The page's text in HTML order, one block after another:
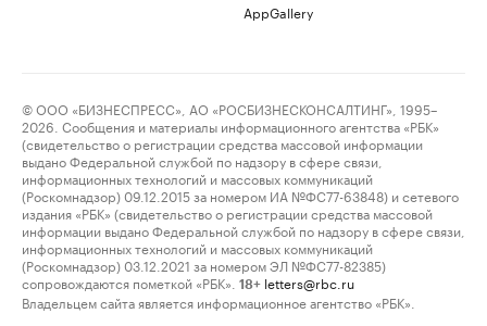
AppGallery
© ООО «БИЗНЕСПРЕСС», АО «РОСБИЗНЕСКОНСАЛТИНГ», 1995–
2026. Сообщения и материалы информационного агентства «РБК»
(свидетельство о регистрации средства массовой информации
выдано Федеральной службой по надзору в сфере связи,
информационных технологий и массовых коммуникаций
(Роскомнадзор) 09.12.2015 за номером ИА №ФС77-63848) и сетевого
издания «РБК» (свидетельство о регистрации средства массовой
информации выдано Федеральной службой по надзору в сфере связи,
информационных технологий и массовых коммуникаций
(Роскомнадзор) 03.12.2021 за номером ЭЛ №ФС77-82385)
сопровождаются пометкой «РБК».
18+ letters@rbc.ru
Владельцем сайта является информационное агентство «РБК».